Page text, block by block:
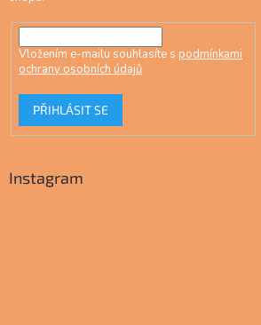
Vložením e-mailu souhlasíte s podmínkami
ochrany osobních údajů
PŘIHLÁSIT SE
Instagram